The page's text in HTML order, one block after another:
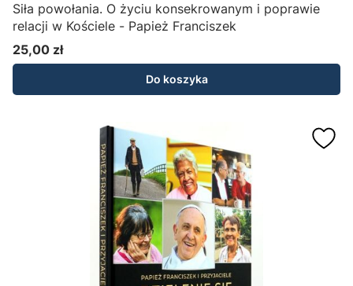
Siła powołania. O życiu konsekrowanym i poprawie
relacji w Kościele - Papież Franciszek
Cena
25,00 zł
Do koszyka